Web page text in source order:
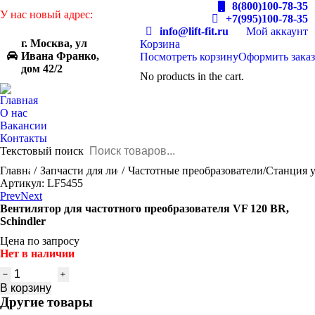
У нас новый адрес:
г. Москва, ул
Ивана Франко,
дом 42/2
8(800)100-78-35
+7(995)100-78-35
info@lift-fit.ru
Мой аккаунт
Корзина
Посмотреть корзинуОформить заказ
No products in the cart.
Главная
О нас
Вакансии
Контакты
Текстовый поиск
You are here:
Главная Запчасти для лифтовЧастотные преобразователи/Станция
Артикул: LF5455
PrevNext
Вентилятор для частотного преобразователя VF 120 BR,
Schindler
Цена по запросу
Нет в наличии
Количество
товара
Вентилятор
для
В корзину
Другие товары